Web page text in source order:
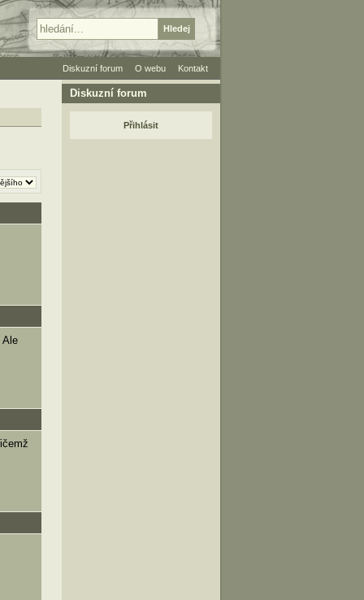
Ale
Diskuzní forum
Přihlásit
Diskuzní forum O webu Kontakt